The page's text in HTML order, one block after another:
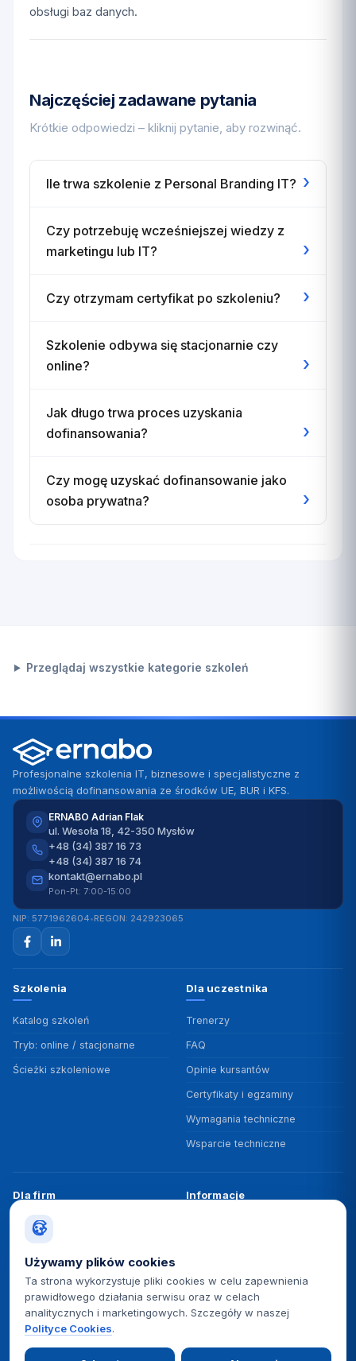
obsługi baz danych.
Najczęściej zadawane pytania
Krótkie odpowiedzi – kliknij pytanie, aby rozwinąć.
Ile trwa szkolenie z Personal Branding IT? ›
Czy potrzebuję wcześniejszej wiedzy z
marketingu lub IT?
›
Czy otrzymam certyfikat po szkoleniu? ›
Szkolenie odbywa się stacjonarnie czy
online?
›
Jak długo trwa proces uzyskania
dofinansowania?
›
Czy mogę uzyskać dofinansowanie jako
osoba prywatna?
›
Przeglądaj wszystkie kategorie szkoleń
Profesjonalne szkolenia IT, biznesowe i specjalistyczne z
możliwością dofinansowania ze środków UE, BUR i KFS.
ERNABO Adrian Flak
ul. Wesoła 18, 42-350 Mysłów
+48 (34) 387 16 73
+48 (34) 387 16 74
kontakt@ernabo.pl
Pon-Pt: 7:00-15:00
NIP: 5771962604•REGON: 242923065
Szkolenia
Katalog szkoleń
Tryb: online / stacjonarne
Ścieżki szkoleniowe
Dla uczestnika
Trenerzy
FAQ
Opinie kursantów
Certyfikaty i egzaminy
Wymagania techniczne
Wsparcie techniczne
Dla firm
Szkolenia zamknięte
Badanie potrzeb
Rezerwacja terminu
Case studies B2B
Informacje
Polityka jakości ISO 9001
BUR / PIFS
Używamy plików cookies
Ta strona wykorzystuje pliki cookies w celu zapewnienia
prawidłowego działania serwisu oraz w celach
analitycznych i marketingowych. Szczegóły w naszej
Polityce Cookies.